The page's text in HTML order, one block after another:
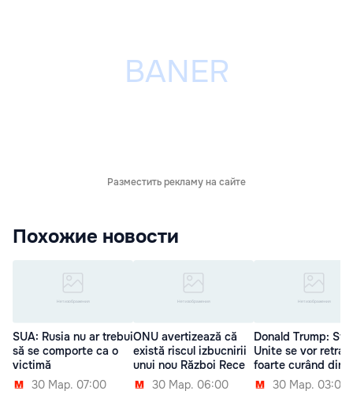
Разместить рекламу на сайте
Похожие новости
SUA: Rusia nu ar trebui
să se comporte ca o
victimă
30 Мар. 07:00
ONU avertizează că
există riscul izbucnirii
unui nou Război Rece
30 Мар. 06:00
Donald Trump:
Unite se vor
foarte curând din
30 Мар. 03:00